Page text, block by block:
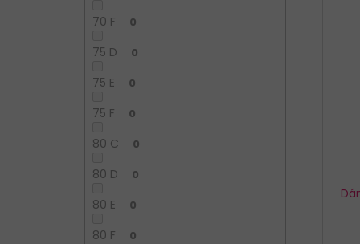
70 F 0
75 D 0
75 E 0
75 F 0
80 C 0
80 D 0
80 E 0
80 F 0